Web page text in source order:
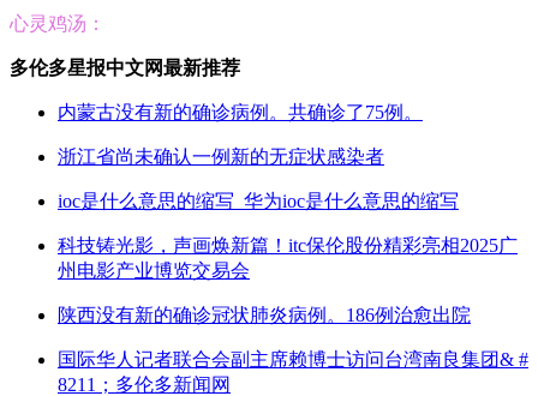
心灵鸡汤：
多伦多星报中文网最新推荐
内蒙古没有新的确诊病例。共确诊了75例。
浙江省尚未确认一例新的无症状感染者
ioc是什么意思的缩写_华为ioc是什么意思的缩写
科技铸光影，声画焕新篇！itc保伦股份精彩亮相2025广
州电影产业博览交易会
陕西没有新的确诊冠状肺炎病例。186例治愈出院
国际华人记者联合会副主席赖博士访问台湾南良集团& #
8211；多伦多新闻网